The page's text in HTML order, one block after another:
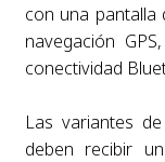
con una pantalla
navegación
conectividad
Las variantes
deben recibir